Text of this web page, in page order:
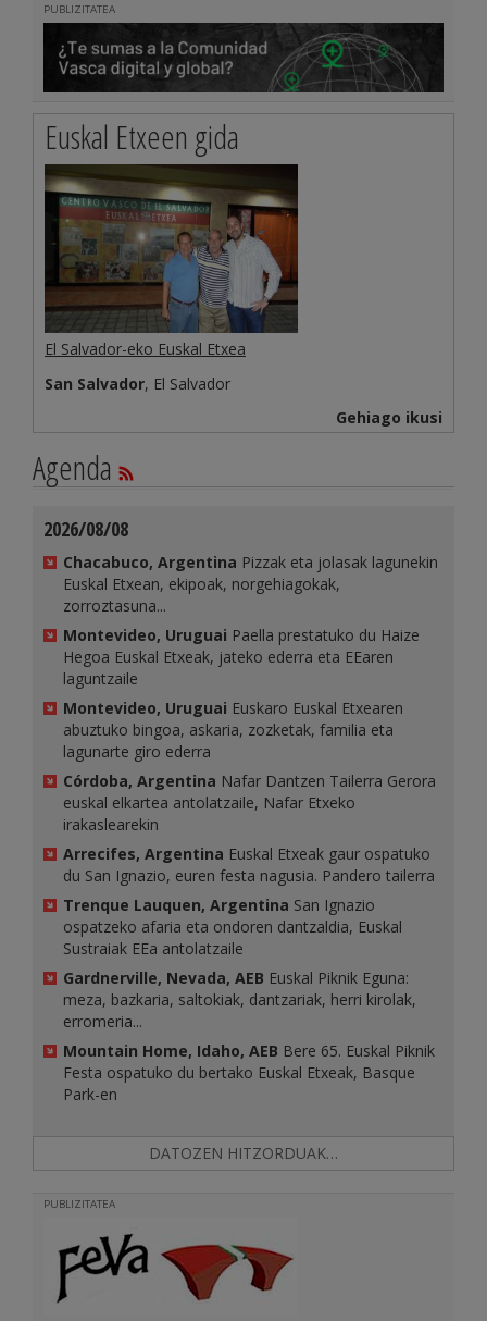
PUBLIZITATEA
Euskal Etxeen gida
El Salvador-eko Euskal Etxea
San Salvador, El Salvador
Gehiago ikusi
Agenda
2026/08/08
Chacabuco, Argentina Pizzak eta jolasak lagunekin
Euskal Etxean, ekipoak, norgehiagokak,
zorroztasuna...
Montevideo, Uruguai Paella prestatuko du Haize
Hegoa Euskal Etxeak, jateko ederra eta EEaren
laguntzaile
Montevideo, Uruguai Euskaro Euskal Etxearen
abuztuko bingoa, askaria, zozketak, familia eta
lagunarte giro ederra
Córdoba, Argentina Nafar Dantzen Tailerra Gerora
euskal elkartea antolatzaile, Nafar Etxeko
irakaslearekin
Arrecifes, Argentina Euskal Etxeak gaur ospatuko
du San Ignazio, euren festa nagusia. Pandero tailerra
Trenque Lauquen, Argentina San Ignazio
ospatzeko afaria eta ondoren dantzaldia, Euskal
Sustraiak EEa antolatzaile
Gardnerville, Nevada, AEB Euskal Piknik Eguna:
meza, bazkaria, saltokiak, dantzariak, herri kirolak,
erromeria...
Mountain Home, Idaho, AEB Bere 65. Euskal Piknik
Festa ospatuko du bertako Euskal Etxeak, Basque
Park-en
DATOZEN HITZORDUAK…
PUBLIZITATEA